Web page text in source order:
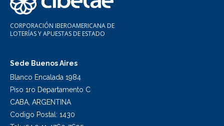
CORPORACIÓN IBEROAMERICANA DE
LOTERÍAS Y APUESTAS DE ESTADO
Sede Buenos Aires
Blanco Encalada 1984
Piso 1ro Departamento C
CABA, ARGENTINA
Codigo Postal: 1430